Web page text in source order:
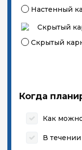
Настенный
Скрытый
Когда
Как
В